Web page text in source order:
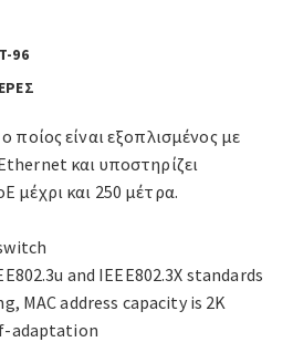
96
ποίος είναι εξοπλισμένος με
και υποστηρίζει
μέχρι και 250 μέτρα.
and IEEE802.3X standards
MAC address capacity is 2K
adaptation